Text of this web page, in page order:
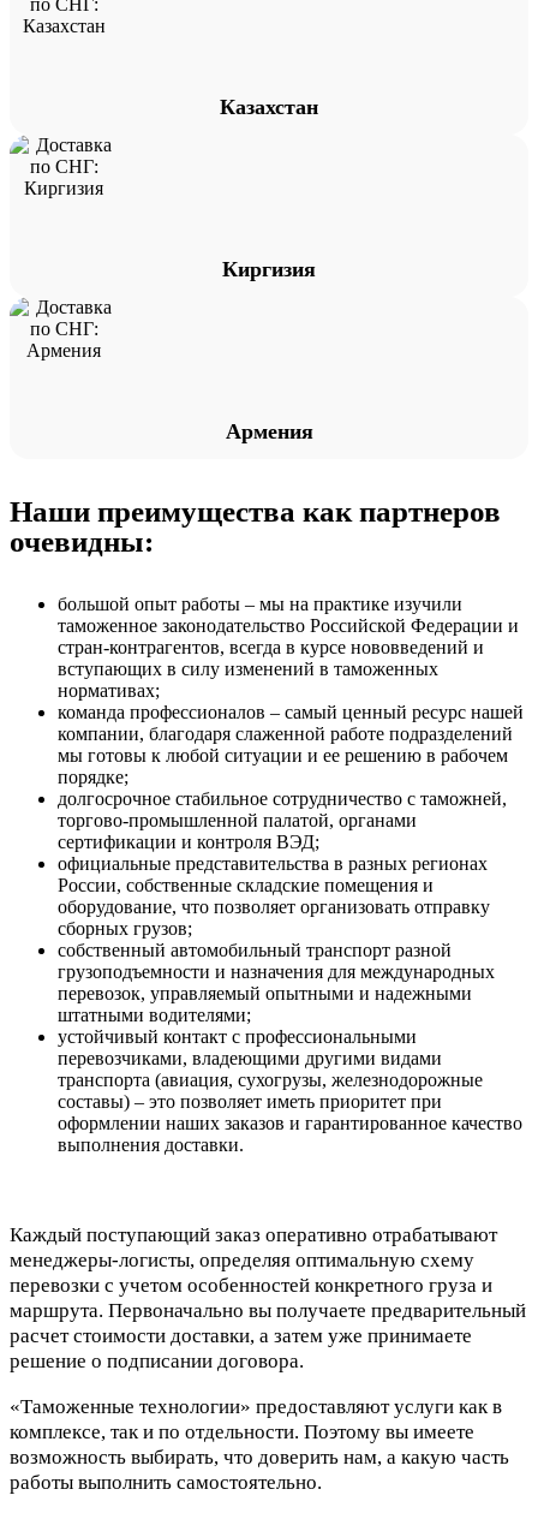
Казахстан
Киргизия
Армения
Наши преимущества как партнеров
очевидны:
большой опыт работы – мы на практике изучили
таможенное законодательство Российской Федерации и
стран-контрагентов, всегда в курсе нововведений и
вступающих в силу изменений в таможенных
нормативах;
команда профессионалов – самый ценный ресурс нашей
компании, благодаря слаженной работе подразделений
мы готовы к любой ситуации и ее решению в рабочем
порядке;
долгосрочное стабильное сотрудничество с таможней,
торгово-промышленной палатой, органами
сертификации и контроля ВЭД;
официальные представительства в разных регионах
России, собственные складские помещения и
оборудование, что позволяет организовать отправку
сборных грузов;
собственный автомобильный транспорт разной
грузоподъемности и назначения для международных
перевозок, управляемый опытными и надежными
штатными водителями;
устойчивый контакт с профессиональными
перевозчиками, владеющими другими видами
транспорта (авиация, сухогрузы, железнодорожные
составы) – это позволяет иметь приоритет при
оформлении наших заказов и гарантированное качество
выполнения доставки.
Каждый поступающий заказ оперативно отрабатывают
менеджеры-логисты, определяя оптимальную схему
перевозки с учетом особенностей конкретного груза и
маршрута. Первоначально вы получаете предварительный
расчет стоимости доставки, а затем уже принимаете
решение о подписании договора.
«Таможенные технологии» предоставляют услуги как в
комплексе, так и по отдельности. Поэтому вы имеете
возможность выбирать, что доверить нам, а какую часть
работы выполнить самостоятельно.